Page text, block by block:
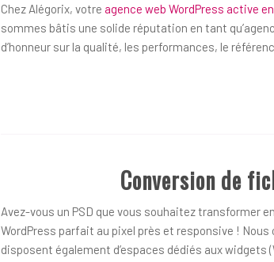
Chez Alégorix, votre agence web WordPress active
sommes bâtis une solide réputation en tant
d’honneur sur la qualité, les performances, le
Conversion de
Avez-vous un PSD que vous souhaitez transformer
WordPress parfait au pixel près et responsive !
disposent également d’espaces dédiés aux widgets